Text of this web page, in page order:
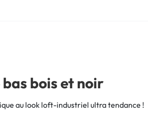
bois et noir
au look loft-industriel ultra tendance !